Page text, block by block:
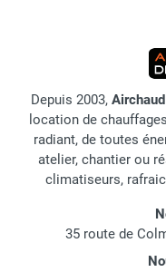
Depuis 2003,
location de
radiant, de toutes
atelier, chantier ou
climatiseurs,
35 route de